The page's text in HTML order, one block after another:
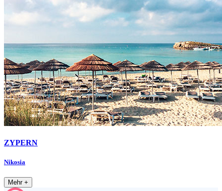
ZYPERN
Nikosia
Mehr +